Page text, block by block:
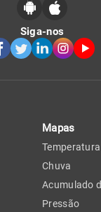
Siga-nos
Mapas
Temperatura
Chuva
Acumulado
Pressão